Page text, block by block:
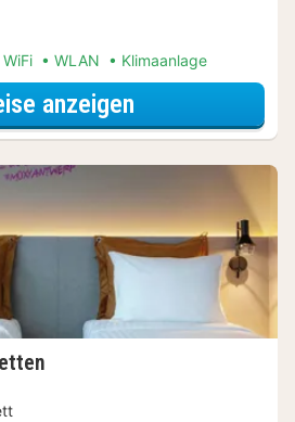
WLAN Klimaanlage
anzeigen